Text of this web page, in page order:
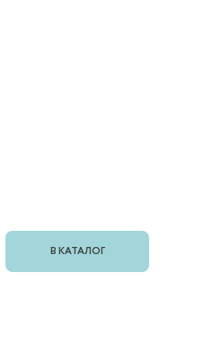
В КАТАЛОГ